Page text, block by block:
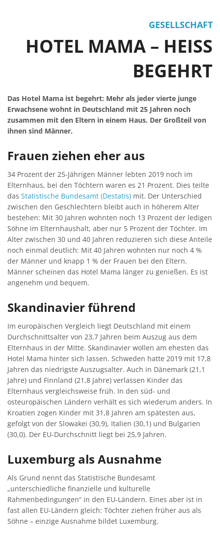
GESELLSCHAFT
HOTEL MAMA – HEISS B
EGEHRT
Das Hotel Mama ist begehrt: Mehr als jeder vierte junge
Erwachsene wohnt in Deutschland mit 25 Jahren noch
zusammen mit den Eltern in einem Haus. Der Großteil von
ihnen sind Männer.
Frauen ziehen eher aus
34 Prozent der 25-Jährigen Männer lebten 2019 noch im
Elternhaus, bei den Töchtern waren es 21 Prozent. Dies teilte
das Statistische Bundesamt (Destatis) mit. Der Unterschied
zwischen den Geschlechtern bleibt auch in höherem Alter
bestehen: Mit 30 Jahren wohnten noch 13 Prozent der ledigen
Söhne im Elternhaushalt, aber nur 5 Prozent der Töchter. Im
Alter zwischen 30 und 40 Jahren reduzieren sich diese Anteile
noch einmal deutlich: Mit 40 Jahren wohnten nur noch 4 %
der Männer und knapp 1 % der Frauen bei den Eltern.
Männer scheinen das Hotel Mama länger zu genießen. Es ist
angenehm und bequem.
Skandinavier führend
Im europäischen Vergleich liegt Deutschland mit einem
Durchschnittsalter von 23,7 Jahren beim Auszug aus dem
Elternhaus in der Mitte. Skandinavier wollen am ehesten das
Hotel Mama hinter sich lassen. Schweden hatte 2019 mit 17,8
Jahren das niedrigste Auszugsalter. Auch in Dänemark (21,1
Jahre) und Finnland (21,8 Jahre) verlassen Kinder das
Elternhaus vergleichsweise früh. In den süd- und
osteuropäischen Ländern verhält es sich wiederum anders. In
Kroatien zogen Kinder mit 31,8 Jahren am spätesten aus,
gefolgt von der Slowakei (30,9), Italien (30,1) und Bulgarien
(30,0). Der EU-Durchschnitt liegt bei 25,9 Jahren.
Luxemburg als Ausnahme
Als Grund nennt das Statistische Bundesamt
„unterschiedliche finanzielle und kulturelle
Rahmenbedingungen“ in den EU-Ländern. Eines aber ist in
fast allen EU-Ländern gleich: Töchter ziehen früher aus als
Söhne – einzige Ausnahme bildet Luxemburg.